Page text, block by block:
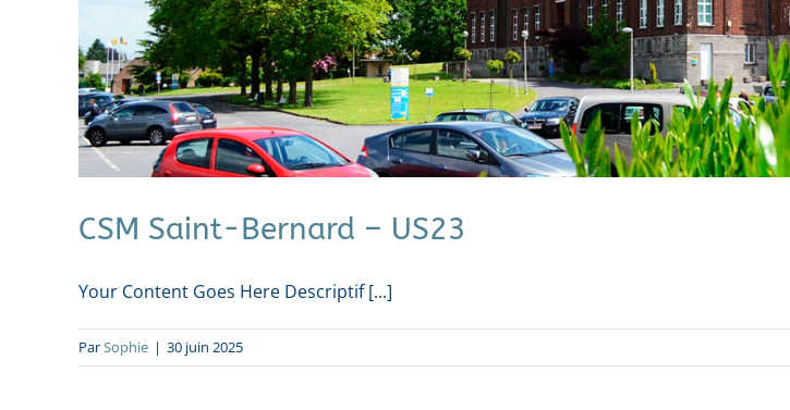
CSM Saint-Bernard – US23
Your Content Goes Here Descriptif [...]
ParSophie | 30 juin 2025